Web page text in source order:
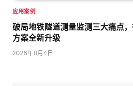
应用案例
破局地铁隧道测量监测三大痛点
方案全新升级
2026年8月4日